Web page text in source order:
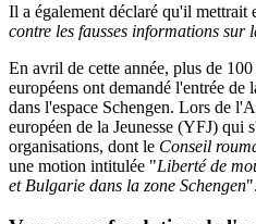
Il a également déclaré qu'il mettrait
contre les fausses informations sur
En avril de cette année, plus de
européens ont demandé l'entrée
dans l'espace Schengen. Lors de
européen de la Jeunesse (YFJ) qui
organisations, dont le Conseil
une motion intitulée "Liberté de
et Bulgarie dans la zone Schengen".